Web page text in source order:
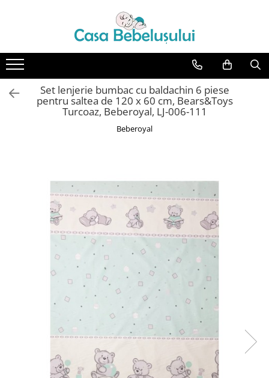
Toate Produsele
Accesorii carucioare copii
Accesorii carucioare
Genti
Aparate de sanatate si ingrijire
Accesorii ingrijire copii
Bureti baie cadita
Cadite 86 cm
Cadite 92 cm
Cadite anatomice
Inaltatoare antiderapante
Olite antiderapante muzicale
Olite antiderapante simple
Olite muzicale
Set lenjerie bumbac cu baldachin 6 piese
pentru saltea de 120 x 60 cm, Bears&Toys
Turcoaz, Beberoyal, LJ-006-111
Beberoyal